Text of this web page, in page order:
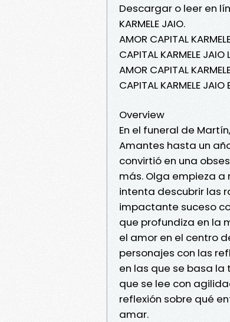
Descargar o leer en
KARMELE JAIO.
AMOR CAPITAL
CAPITAL KARMELE
AMOR CAPITAL
CAPITAL KARMELE
Overview
En el funeral de
Amantes hasta un
convirtió en una
más. Olga empieza
intenta descubrir las
impactante suceso
que profundiza en la
el amor en el centro
personajes con las
en las que se basa
que se lee con
reflexión sobre qué
amar.